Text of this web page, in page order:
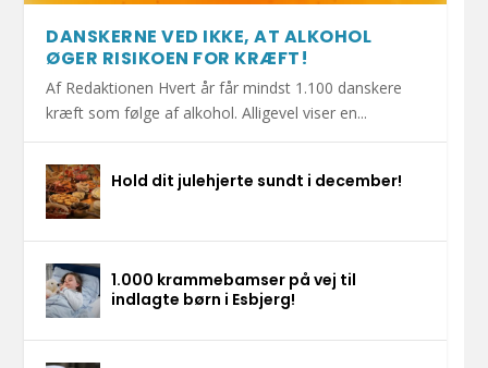
DANSKERNE VED IKKE, AT ALKOHOL
ØGER RISIKOEN FOR KRÆFT!
Af Redaktionen Hvert år får mindst 1.100 danskere
kræft som følge af alkohol. Alligevel viser en...
Hold dit julehjerte sundt i december!
1.000 krammebamser på vej til
indlagte børn i Esbjerg!